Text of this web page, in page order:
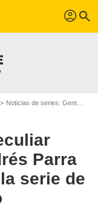
profil search
Noticias de series: Gente
Parra
serie de